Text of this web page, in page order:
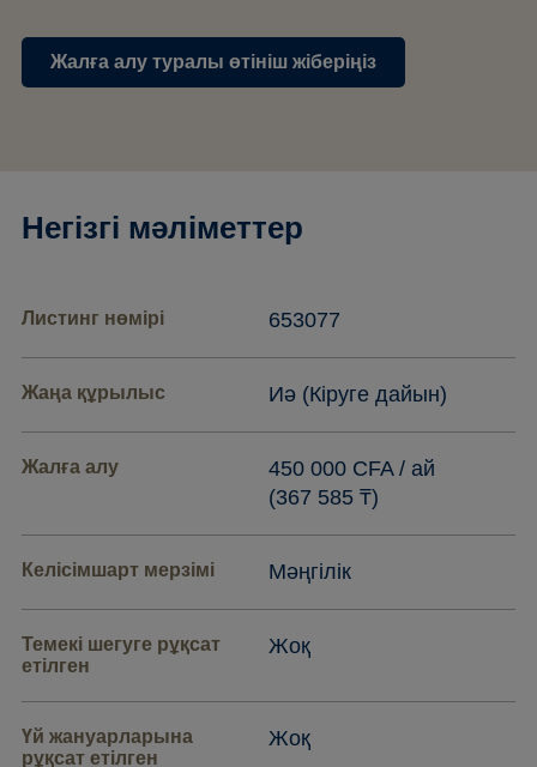
Жалға алу туралы өтініш жіберіңіз
Негізгі мәліметтер
Листинг нөмірі 653077
Жаңа құрылыс Иә (Кіруге дайын)
Жалға алу
450 000 CFA / ай
(367 585 ₸)
Келісімшарт мерзімі Мәңгілік
Темекі шегуге рұқсат
етілген
Жоқ
Үй жануарларына
рұқсат етілген
Жоқ